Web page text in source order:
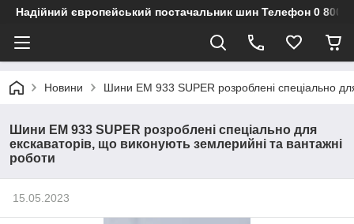
Надійний європейський постачальник шин Телефон 0 800
Новини Шини EM 933 SUPER розроблені спеціально
Шини EM 933 SUPER розроблені спеціально для
екскаваторів, що виконують землерийні та вантажні
роботи
15.05.2023